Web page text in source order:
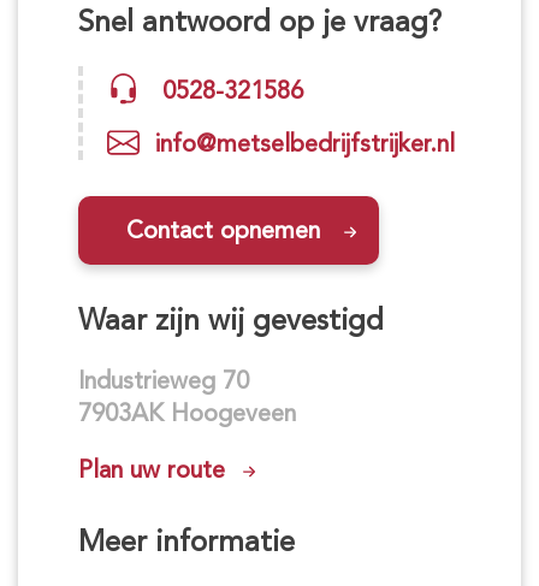
Snel antwoord op je vraag?
0528-321586
info@metselbedrijfstrijker.nl
Contact opnemen
Waar zijn wij gevestigd
Industrieweg 70
7903AK Hoogeveen
Plan uw route
Meer informatie